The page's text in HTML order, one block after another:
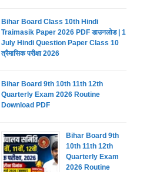
Bihar Board Class 10th Hindi
Traimasik Paper 2026 PDF डाउनलोड | 1
July Hindi Question Paper Class 10
त्रैमासिक परीक्षा 2026
Bihar Board 9th 10th 11th 12th
Quarterly Exam 2026 Routine
Download PDF
Bihar Board 9th
10th 11th 12th
Quarterly Exam
2026 Routine